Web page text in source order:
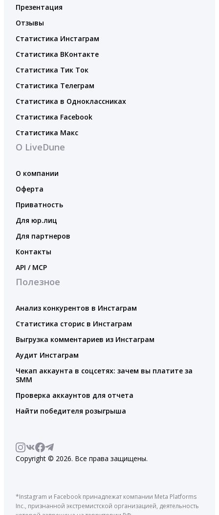
Презентация
Отзывы
Статистика Инстаграм
Статистика ВКонтакте
Статистика Тик Ток
Статистика Телеграм
Статистика в Одноклассниках
Статистика Facebook
Статистика Макс
О LiveDune
О компании
Оферта
Приватность
Для юр.лиц
Для партнеров
Контакты
API / MCP
Полезное
Анализ конкурентов в Инстаграм
Статистика сторис в Инстаграм
Выгрузка комментариев из Инстаграм
Аудит Инстаграм
Чекап аккаунта в соцсетях: зачем вы платите за
SMM
Проверка аккаунтов для отчета
Найти победителя розыгрыша
Copyright © 2026. Все права защищены.
*Instagram и Facebook принадлежат компании Meta Platforms
Inc., признанной экстремистской организацией, деятельность